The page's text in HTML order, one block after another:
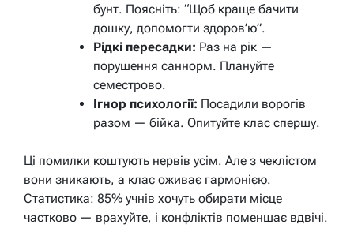
бунт. Поясніть: “Щоб краще бачити
дошку, допомогти здоров’ю”.
Рідкі пересадки: Раз на рік —
порушення саннорм. Плануйте
семестрово.
Ігнор психології: Посадили ворогів
разом — бійка. Опитуйте клас спершу.
Ці помилки коштують нервів усім. Але з чеклістом
вони зникають, а клас оживає гармонією.
Статистика: 85% учнів хочуть обирати місце
частково — врахуйте, і конфліктів поменшає вдвічі.